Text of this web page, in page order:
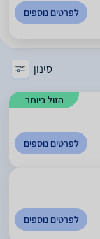
לפרטים נוספים
סינון
הזול ביותר
לפרטים נוספים
לפרטים נוספים